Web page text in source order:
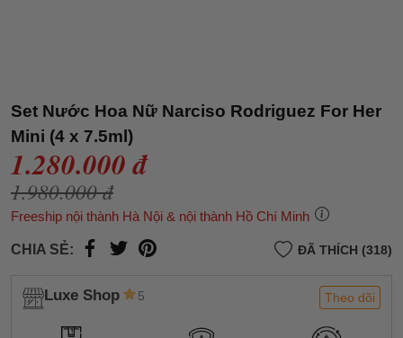
Set Nước Hoa Nữ Narciso Rodriguez For Her
Mini (4 x 7.5ml)
1.280.000 đ
1.980.000 đ
Freeship nội thành Hà Nội & nội thành Hồ Chí Minh
CHIA SẺ: ĐÃ THÍCH (318)
Luxe Shop 5 Theo dõi